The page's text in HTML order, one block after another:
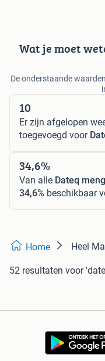
Wat je moet
De onderstaande
10
Er zijn afgelopen
toegevoegd voor
34,6%
Van alle Dateq
34,6% beschikbaar
Home Heel
52 resultaten voor